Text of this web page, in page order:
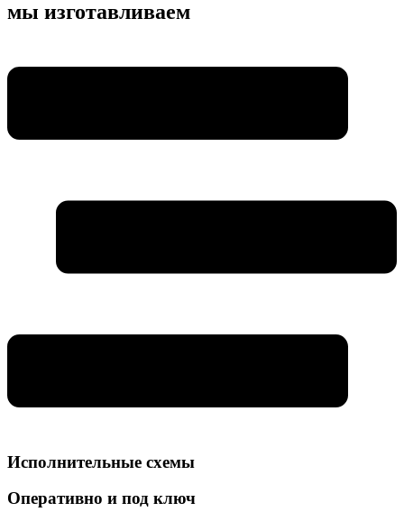
мы изготавливаем
Исполнительные схемы
Оперативно и под ключ